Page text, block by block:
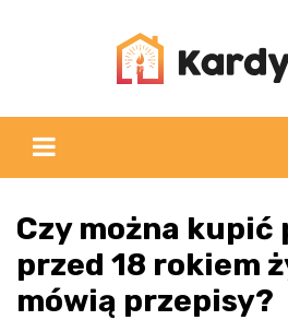
Czy można kupić
przed 18 rokiem
mówią przepisy?